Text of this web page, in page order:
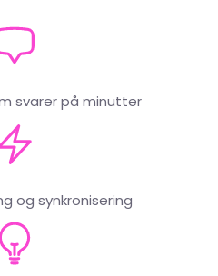
svarer på minutter
og synkronisering